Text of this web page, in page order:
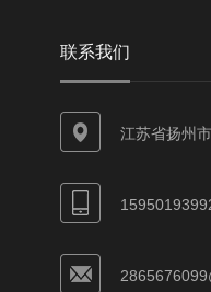
联系我们
江苏省扬州